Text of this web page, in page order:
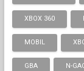
XBOX 360
MOBIL
GBA N-